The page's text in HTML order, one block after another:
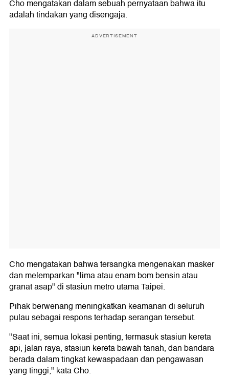
Cho mengatakan dalam sebuah pernyataan bahwa itu
adalah tindakan yang disengaja.
ADVERTISEMENT
Cho mengatakan bahwa tersangka mengenakan masker
dan melemparkan "lima atau enam bom bensin atau
granat asap" di stasiun metro utama Taipei.
Pihak berwenang meningkatkan keamanan di seluruh
pulau sebagai respons terhadap serangan tersebut.
"Saat ini, semua lokasi penting, termasuk stasiun kereta
api, jalan raya, stasiun kereta bawah tanah, dan bandara
berada dalam tingkat kewaspadaan dan pengawasan
yang tinggi," kata Cho.